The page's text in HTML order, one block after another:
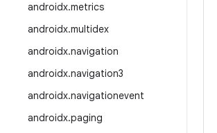
androidx.metrics
androidx.multidex
androidx.navigation
androidx.navigation3
androidx.navigationevent
androidx.paging